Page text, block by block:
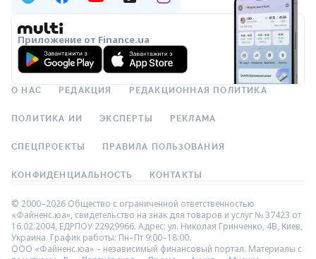
Приложение от Finance.ua
О НАС РЕДАКЦИЯ РЕДАКЦИОННАЯ ПОЛИТИКА
ПОЛИТИКА ИИ ЭКСПЕРТЫ РЕКЛАМА
СПЕЦПРОЕКТЫ ПРАВИЛА ПОЛЬЗОВАНИЯ
КОНФИДЕНЦИАЛЬНОСТЬ КОНТАКТЫ
© 2000–2026 Общество с ограниченной ответственностью
«Файненс.юа», свидетельство на знак для товаров и услуг № 37423 от
16.02.2004, ЕДРПОУ 22929966. Адрес: ул. Николая Гринченко, 4В, Киев,
Украина. График работы: Пн–Пт 9:00–18:00.
ООО «Файненс.юа» – независимый финансовый портал. Материалы с